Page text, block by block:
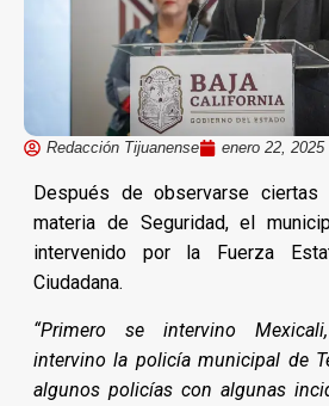
Redacción Tijuanense enero 22, 2025
Después de observarse ciertas
materia de Seguridad, el
intervenido por la Fuerza
Ciudadana.
“Primero se intervino
intervino la policía municipal de
algunos policías con algunas